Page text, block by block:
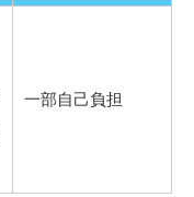
一部自己負担